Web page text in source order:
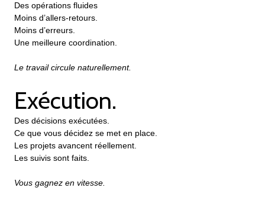
Des opérations fluides
Moins d’allers-retours.
Moins d’erreurs.
Une meilleure coordination.
Le travail circule naturellement.
Exécution.
Des décisions exécutées.
Ce que vous décidez se met en place.
Les projets avancent réellement.
Les suivis sont faits.
Vous gagnez en vitesse.